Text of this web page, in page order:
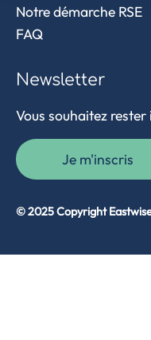
Notre démarche RSE
FAQ
Newsletter
Vous souhaitez
Je m'inscris
© 2025 Copyright